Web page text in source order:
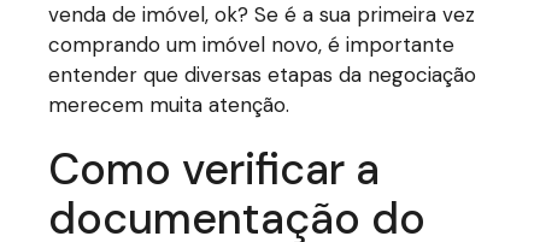
venda de imóvel, ok? Se é a sua primeira vez
comprando um imóvel novo, é importante
entender que diversas etapas da negociação
merecem muita atenção.
Como verificar a
documentação do